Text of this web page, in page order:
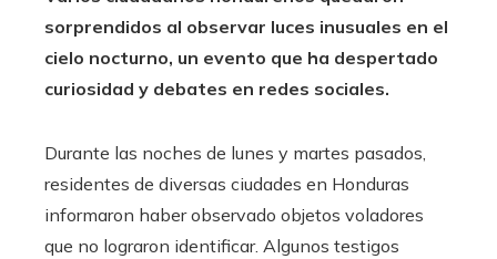
sorprendidos al observar luces inusuales en el
cielo nocturno, un evento que ha despertado
curiosidad y debates en redes sociales.
Durante las noches de lunes y martes pasados,
residentes de diversas ciudades en Honduras
informaron haber observado objetos voladores
que no lograron identificar. Algunos testigos